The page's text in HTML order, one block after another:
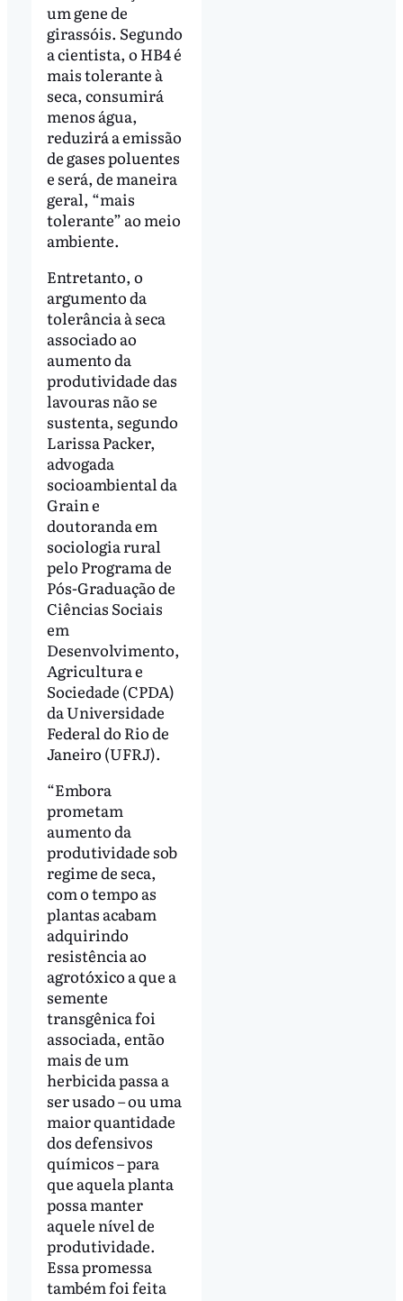
um gene de
girassóis. Segundo
a cientista, o HB4 é
mais tolerante à
seca, consumirá
menos água,
reduzirá a emissão
de gases poluentes
e será, de maneira
geral, “mais
tolerante” ao meio
ambiente.
Entretanto, o
argumento da
tolerância à seca
associado ao
aumento da
produtividade das
lavouras não se
sustenta, segundo
Larissa Packer,
advogada
socioambiental da
Grain e
doutoranda em
sociologia rural
pelo Programa de
Pós-Graduação de
Ciências Sociais
em
Desenvolvimento,
Agricultura e
Sociedade (CPDA)
da Universidade
Federal do Rio de
Janeiro (UFRJ).
“Embora
prometam
aumento da
produtividade sob
regime de seca,
com o tempo as
plantas acabam
adquirindo
resistência ao
agrotóxico a que a
semente
transgênica foi
associada, então
mais de um
herbicida passa a
ser usado – ou uma
maior quantidade
dos defensivos
químicos – para
que aquela planta
possa manter
aquele nível de
produtividade.
Essa promessa
também foi feita